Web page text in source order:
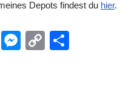
Depots findest du hier.
T
M
C